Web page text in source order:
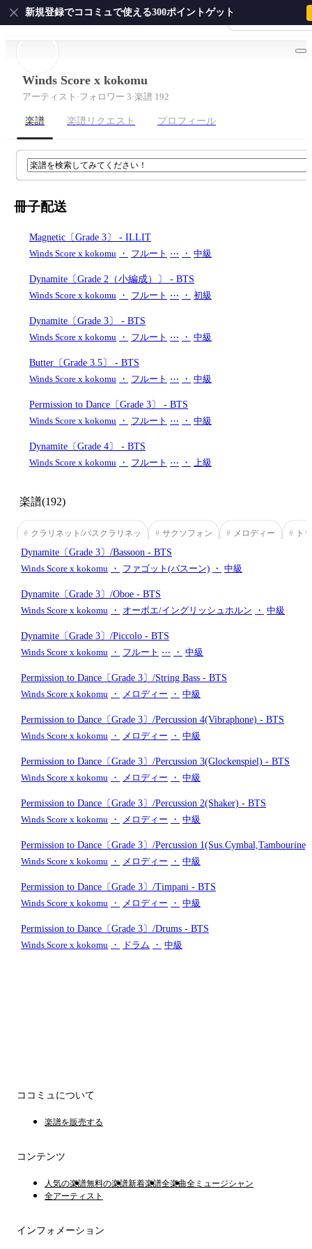
会員登録・ログイ
新規登録でココミュで使える300ポイントゲット
ホーム
ピアノ ギター サクソフォン ドラム
Winds Score x kokomu
アーティスト ·フォロワー 3·楽譜 192
楽譜 楽譜リクエスト プロフィール
冊子配送
Magnetic〔Grade 3〕 - ILLIT
Winds Score x kokomu ・ フルート ⋯ ・ 中級
Dynamite〔Grade 2（小編成）〕 - BTS
Winds Score x kokomu ・ フルート ⋯ ・ 初級
Dynamite〔Grade 3〕 - BTS
Winds Score x kokomu ・ フルート ⋯ ・ 中級
Butter〔Grade 3.5〕 - BTS
Winds Score x kokomu ・ フルート ⋯ ・ 中級
Permission to Dance〔Grade 3〕 - BTS
Winds Score x kokomu ・ フルート ⋯ ・ 中級
Dynamite〔Grade 4〕 - BTS
Winds Score x kokomu ・ フルート ⋯ ・ 上級
楽譜(192)
# クラリネット/バスクラリネッ # サクソフォン # メロディー # ト
Dynamite〔Grade 3〕/Bassoon - BTS
Winds Score x kokomu ・ ファゴット(バスーン) ・ 中級
Dynamite〔Grade 3〕/Oboe - BTS
Winds Score x kokomu ・ オーボエ/イングリッシュホルン ・ 中級
Dynamite〔Grade 3〕/Piccolo - BTS
Winds Score x kokomu ・ フルート ⋯ ・ 中級
Permission to Dance〔Grade 3〕/String Bass - BTS
Winds Score x kokomu ・ メロディー ・ 中級
Permission to Dance〔Grade 3〕/Percussion 4(Vibraphone) - BTS
Winds Score x kokomu ・ メロディー ・ 中級
Permission to Dance〔Grade 3〕/Percussion 3(Glockenspiel) - BTS
Winds Score x kokomu ・ メロディー ・ 中級
Permission to Dance〔Grade 3〕/Percussion 2(Shaker) - BTS
Winds Score x kokomu ・ メロディー ・ 中級
Permission to Dance〔Grade 3〕/Percussion
Winds Score x kokomu ・ メロディー ・ 中級
Permission to Dance〔Grade 3〕/Timpani - BTS
Winds Score x kokomu ・ メロディー ・ 中級
Permission to Dance〔Grade 3〕/Drums - BTS
Winds Score x kokomu ・ ドラム ・ 中級
ココミュについて
楽譜を販売する
コンテンツ
人気の楽譜無料の楽譜新着楽譜全楽曲全ミュージシャン
全アーティスト
インフォメーション